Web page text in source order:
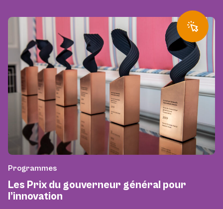
Programmes
Les Prix du gouverneur général pour
l’innovation